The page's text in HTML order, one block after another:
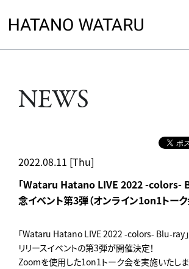
NEWS
2022.08.11 [Thu]
「Wataru Hatano LIVE 2022 -colors-
念イベント第3弾（オンライン1on1トーク
「Wataru Hatano LIVE 2022 -colors- Blu-ray
リリースイベントの第3弾が開催決定！
Zoomを使用した1on1トーク会を実施いたしま